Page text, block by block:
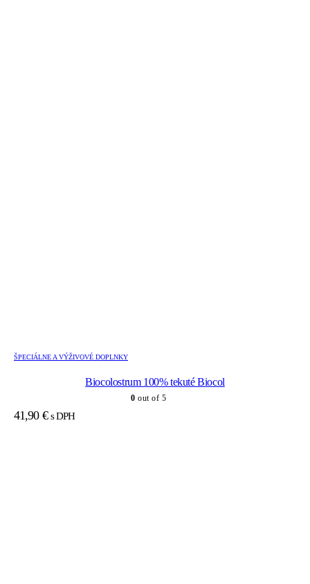
ŠPECIÁLNE A VÝŽIVOVÉ DOPLNKY
Biocolostrum 100% tekuté Biocol
0 out of 5
41,90 € s DPH